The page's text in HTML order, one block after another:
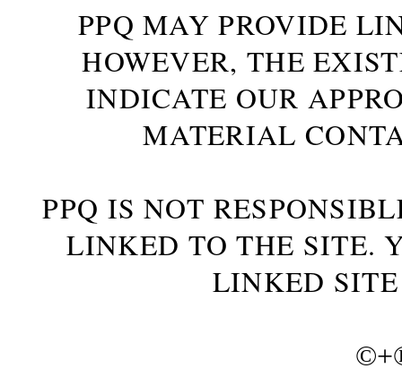
PPQ MAY PROVIDE
HOWEVER, THE
INDICATE OUR
MATERIAL
PPQ IS NOT
LINKED TO THE SITE.
LINKED
©+